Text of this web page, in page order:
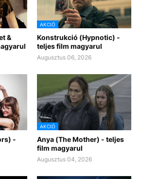
&
AKCIÓ
Konstrukció (Hypnotic) -
teljes film magyarul
Augusztus 06, 2026
-
AKCIÓ
Anya (The Mother) - teljes
film magyarul
Augusztus 04, 2026